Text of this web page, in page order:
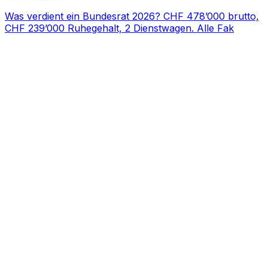
Was verdient ein Bundesrat 2026? CHF 478’000 brutto,
CHF 239’000 Ruhegehalt, 2 Dienstwagen. Alle Fak